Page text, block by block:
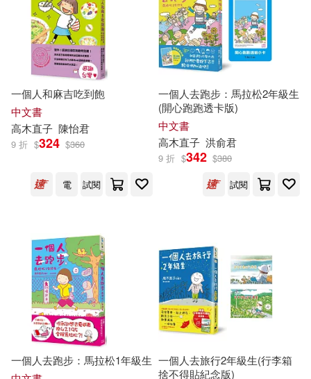
一個人和麻吉吃到飽
中文書
高木直子 陳怡君
9 折 $324 $360
電 試閱
一個人去跑步：馬拉松2年級生
(開心跑跑透卡版)
中文書
高木直子 洪俞君
9 折 $342 $380
試閱
一個人去跑步：馬拉松1年級生 一個人去旅行2年級生(行李箱
捨不得貼紀念版)